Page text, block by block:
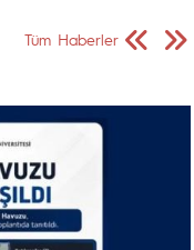
Tüm Haberler
Önceki